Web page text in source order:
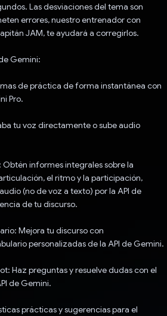
Las desviaciones del tema son
errores, nuestro entrenador con
JAM, te ayudará a corregirlos.
Gemini:
de práctica de forma instantánea con
Pro.
tu voz directamente o sube audio
informes integrales sobre la
el ritmo y la participación,
(no de voz a texto) por la API de
de tu discurso.
Mejora tu discurso con
personalizadas de la API de Gemini.
Haz preguntas y resuelve dudas con el
de Gemini.
prácticas y sugerencias para el